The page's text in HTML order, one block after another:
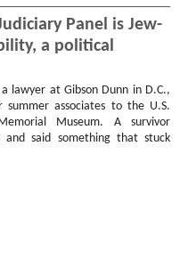
Panel is Jew-
a political
lawyer at Gibson Dunn in D.C.,
summer associates to the U.S.
Museum. A survivor
and said something that stuck